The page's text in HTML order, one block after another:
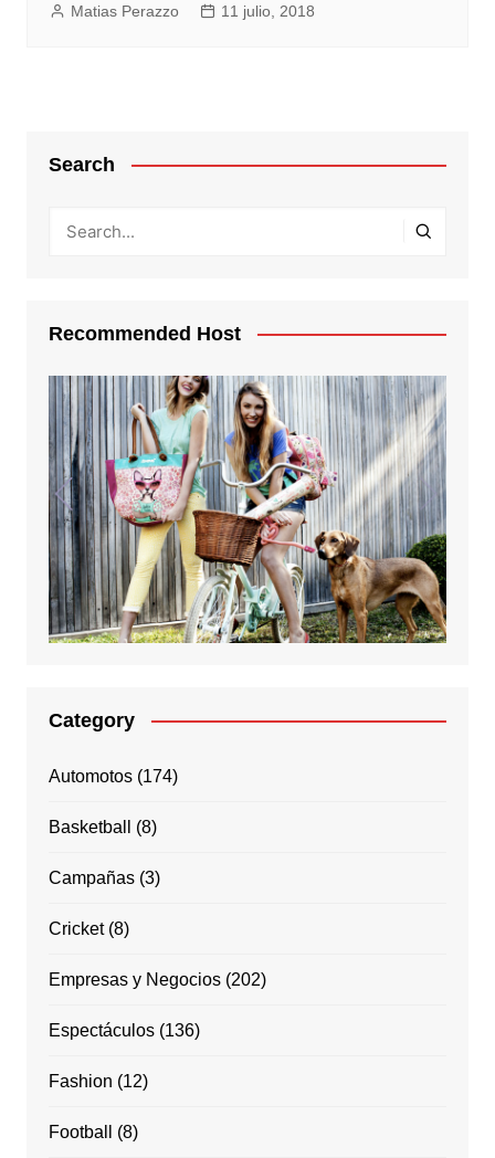
Matias Perazzo 11 julio, 2018
Search
Recommended Host
Category
Automotos(174)
Basketball (8)
Campañas(3)
Cricket(8)
Empresas y Negocios(202)
Espectáculos(136)
Fashion (12)
Football (8)